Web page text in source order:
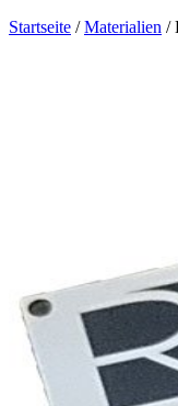
Startseite /Materialien /